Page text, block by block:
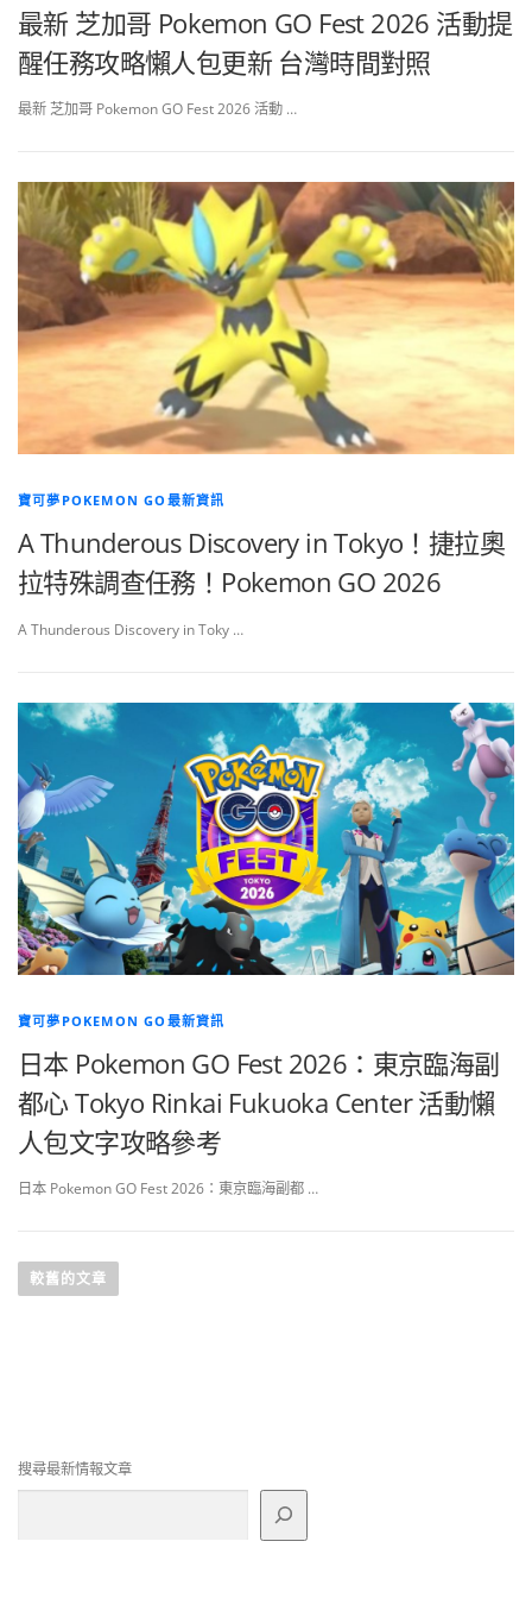
最新 芝加哥 Pokemon GO Fest 2026 活動提
醒任務攻略懶人包更新 台灣時間對照
最新 芝加哥 Pokemon GO Fest 2026 活動 …
寶可夢POKEMON GO最新資訊
A Thunderous Discovery in Tokyo！捷拉奧
拉特殊調查任務！Pokemon GO 2026
A Thunderous Discovery in Toky …
寶可夢POKEMON GO最新資訊
日本 Pokemon GO Fest 2026：東京臨海副
都心 Tokyo Rinkai Fukuoka Center 活動懶
人包文字攻略參考
日本 Pokemon GO Fest 2026：東京臨海副都 …
章
較舊的文章
搜尋最新情報文章